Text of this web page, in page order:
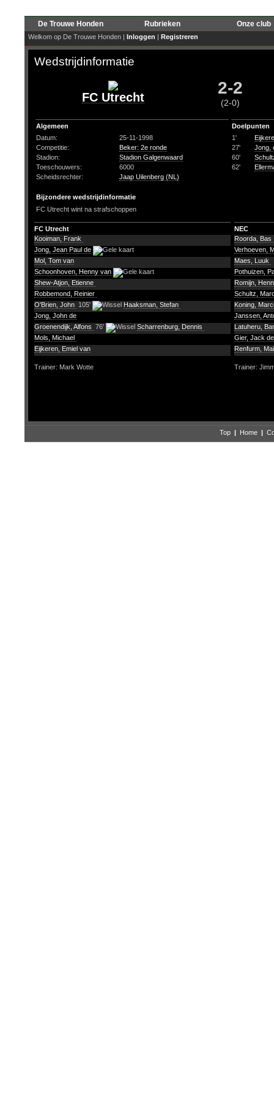
De Trouwe Honden Rubrieken Onze club
Welkom op De Trouwe Honden | Inloggen | Registreren
Wedstrijdinformatie
FC Utrecht 2-2
(2-0)
Algemeen
Datum:
25-11-1998
Competitie:
Beker: 2e ronde
Stadion:
Stadion Galgenwaard
Toeschouwers:
6000
Scheidsrechter:
Jaap Uilenberg (NL)
Doelpunten
1'
27'
Jong,
60'
62'
Bijzondere wedstrijdinformatie
FC Utrecht wint na strafschoppen
FC Utrecht
NEC
Kooiman, Frank
Jong, Jean Paul de
Mol, Tom van
Schoonhoven, Henny van
Shew-Atjon, Etienne
Robbemond, Reinier
O'Brien, John 105'
Haaksman, Stefan
Jong, John de
Groenendijk, Alfons 76'
Scharrenburg, Dennis
Mols, Michael
Eijkeren, Emiel van
Roorda, Bas
Verhoeven,
Maes, Luuk
Pothuizen,
Romijn,
Schultz,
Koning,
Janssen,
Latuheru,
Gier, Jack de
Renfurm,
Trainer: Mark Wotte Trainer:
Top | Home |